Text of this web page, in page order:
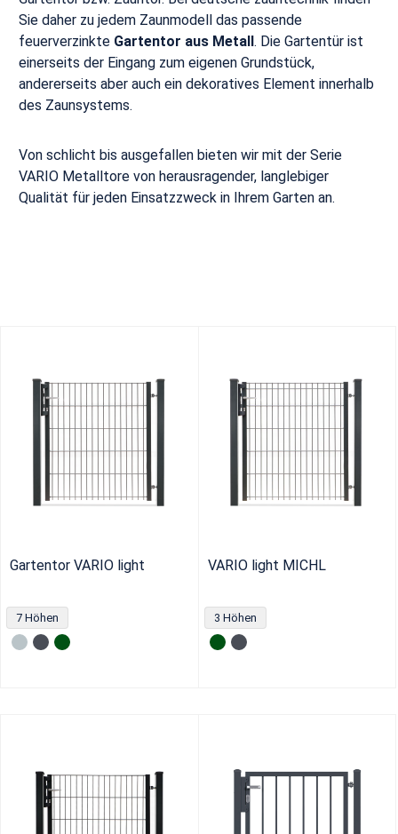
Sie daher zu jedem Zaunmodell das passende
feuerverzinkte Gartentor aus Metall. Die Gartentür ist
einerseits der Eingang zum eigenen Grundstück,
andererseits aber auch ein dekoratives Element innerhalb
des Zaunsystems.
Von schlicht bis ausgefallen bieten wir mit der Serie
VARIO Metalltore von herausragender, langlebiger
Qualität für jeden Einsatzzweck in Ihrem Garten an.
Gartentor VARIO light
7 Höhen
VARIO light MICHL
3 Höhen